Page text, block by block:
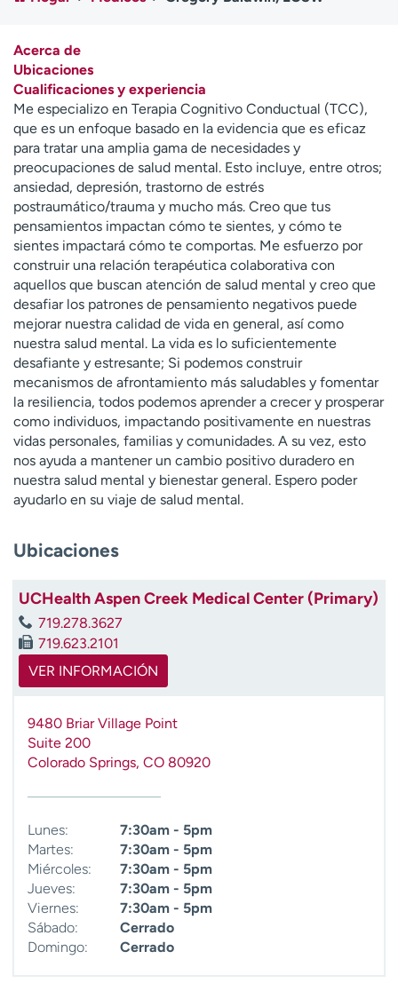
Ready. Set. CO.
Ensayos clínicos
Atención a medios de
comunicación
Contáctenos Noticias e historias
A
y
ú
d
a
m
e
a
e
n
c
o
n
t
r
a
r
Acerca de
Ubicaciones
Cualificaciones y experiencia
Me especializo en Terapia Cognitivo Conductual (TCC),
que es un enfoque basado en la evidencia que es eficaz
para tratar una amplia gama de necesidades y
preocupaciones de salud mental. Esto incluye, entre otros;
ansiedad, depresión, trastorno de estrés
postraumático/trauma y mucho más. Creo que tus
pensamientos impactan cómo te sientes, y cómo te
sientes impactará cómo te comportas. Me esfuerzo por
construir una relación terapéutica colaborativa con
aquellos que buscan atención de salud mental y creo que
desafiar los patrones de pensamiento negativos puede
mejorar nuestra calidad de vida en general, así como
nuestra salud mental. La vida es lo suficientemente
desafiante y estresante; Si podemos construir
mecanismos de afrontamiento más saludables y fomentar
la resiliencia, todos podemos aprender a crecer y prosperar
como individuos, impactando positivamente en nuestras
vidas personales, familias y comunidades. A su vez, esto
nos ayuda a mantener un cambio positivo duradero en
nuestra salud mental y bienestar general. Espero poder
ayudarlo en su viaje de salud mental.
Ubicaciones
UCHealth Aspen Creek Medical Center (Primary)
719.278.3627
719.623.2101
VER INFORMACIÓN
9480 Briar Village Point
Suite 200
Colorado Springs, CO 80920
Lunes:
7:30am - 5pm
Martes:
7:30am - 5pm
Miércoles:
7:30am - 5pm
Jueves:
7:30am - 5pm
Viernes:
7:30am - 5pm
Sábado:
Cerrado
Domingo:
Cerrado